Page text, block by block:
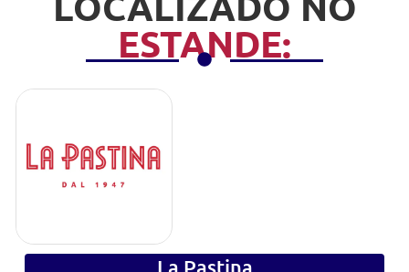
ESTANDE: